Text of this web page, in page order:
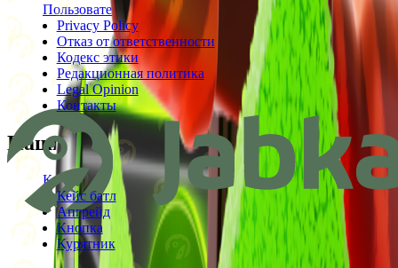
Пользовательское соглашение
Privacy Policy
Отказ от ответственности
Кодекс этики
Редакционная политика
Legal Opinion
Контакты
Наши режимы
Кейсы
Кейс батл
Апгрейд
Кнопка
Курятник